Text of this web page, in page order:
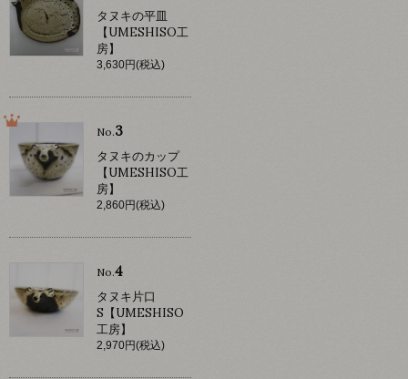
タヌキの平皿
【UMESHISO工
房】
3,630円(税込)
No.3
タヌキのカップ
【UMESHISO工
房】
2,860円(税込)
No.4
タヌキ片口
S【UMESHISO
工房】
2,970円(税込)